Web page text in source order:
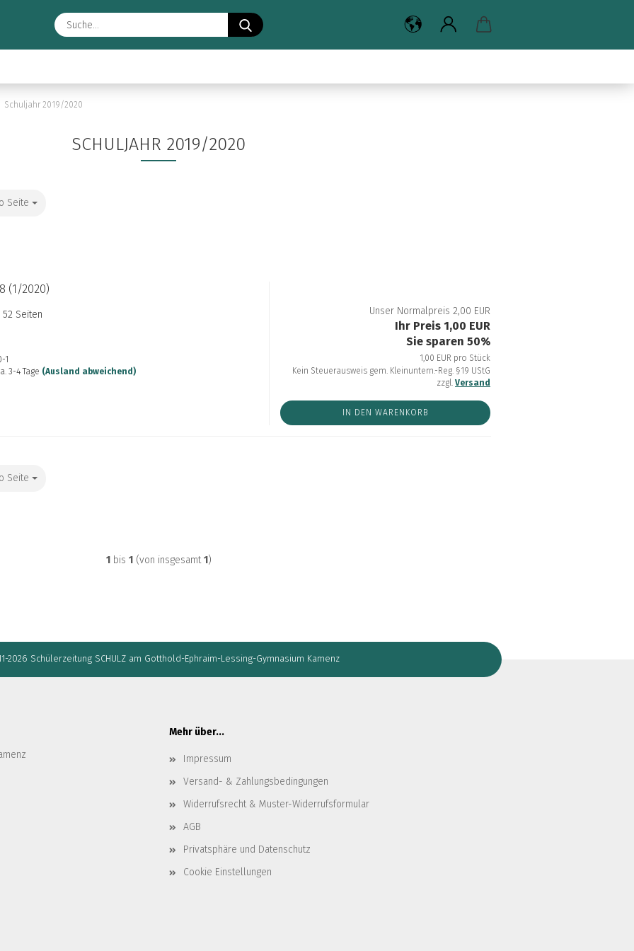
Suche...
Schuljahr 2019/2020
SCHULJAHR 2019/2020
Seite
(1/2020)
52 Sei­ten
1
3-4 Tage (Ausland abweichend)
Unser Normalpreis 2,00 EUR
Ihr Preis 1,00 EUR
Sie sparen 50%
1,00 EUR pro Stück
Kein Steuerausweis gem. Kleinuntern.-Reg. §19 UStG
zzgl. Versand
IN DEN WARENKORB
Seite
1bis 1(von insgesamt1)
2026 Schülerzeitung SCHULZ am Gotthold-Ephraim-Lessing-Gymnasium Kamenz
Mehr über...
Impressum
Versand- & Zahlungsbedingungen
Widerrufsrecht & Muster-Widerrufsformular
AGB
Privatsphäre und Datenschutz
Cookie Einstellungen